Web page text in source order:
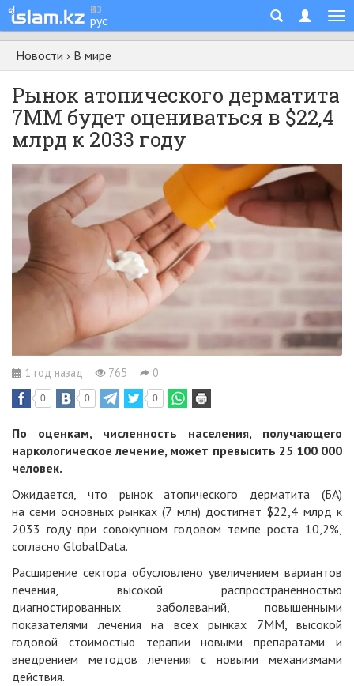
қаз
рус
Новости › В мире
Рынок атопического дерматита
7MM будет оцениваться в $22,4
млрд к 2033 году
1 год назад 765 0
0 0 0
По оценкам, численность населения, получающего
наркологическое лечение, может превысить 25 100 000
человек.
Ожидается, что рынок атопического дерматита (БА)
на семи основных рынках (7 млн) достигнет $22,4 млрд к
2033 году при совокупном годовом темпе роста 10,2%,
согласно GlobalData.
Расширение сектора обусловлено увеличением вариантов
лечения, высокой распространенностью
диагностированных заболеваний, повышенными
показателями лечения на всех рынках 7MM, высокой
годовой стоимостью терапии новыми препаратами и
внедрением методов лечения с новыми механизмами
действия.